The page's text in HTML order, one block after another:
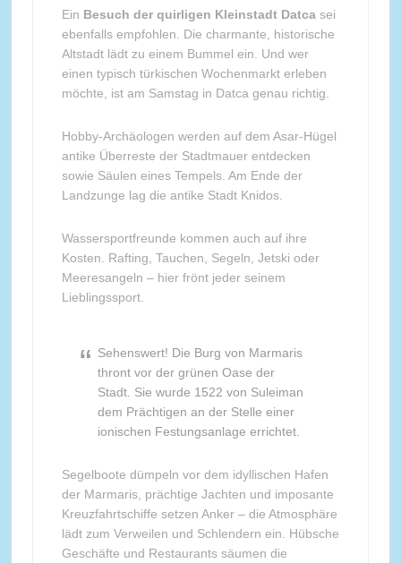
Ein Besuch der quirligen Kleinstadt Datcasei
ebenfalls empfohlen. Die charmante, historische
Altstadt lädt zu einem Bummel ein. Und wer
einen typisch türkischen Wochenmarkt erleben
möchte, ist am Samstag in Datca genau richtig.
Hobby-Archäologen werden auf dem Asar-Hügel
antike Überreste der Stadtmauer entdecken
sowie Säulen eines Tempels. Am Ende der
Landzunge lag die antike Stadt Knidos.
Wassersportfreunde kommen auch auf ihre
Kosten. Rafting, Tauchen, Segeln, Jetski oder
Meeresangeln – hier frönt jeder seinem
Lieblingssport.
Sehenswert! Die Burg von Marmaris
thront vor der grünen Oase der
Stadt. Sie wurde 1522 von Suleiman
dem Prächtigen an der Stelle einer
ionischen Festungsanlage errichtet.
Segelboote dümpeln vor dem idyllischen Hafen
der Marmaris, prächtige Jachten und imposante
Kreuzfahrtschiffe setzen Anker – die Atmosphäre
lädt zum Verweilen und Schlendern ein. Hübsche
Geschäfte und Restaurants säumen die